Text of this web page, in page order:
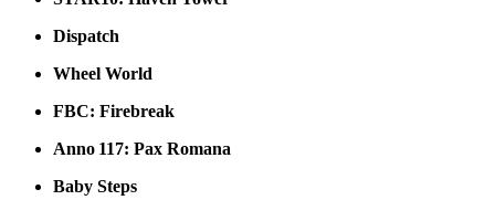
Dispatch
Wheel World
FBC: Firebreak
Anno 117: Pax Romana
Baby Steps